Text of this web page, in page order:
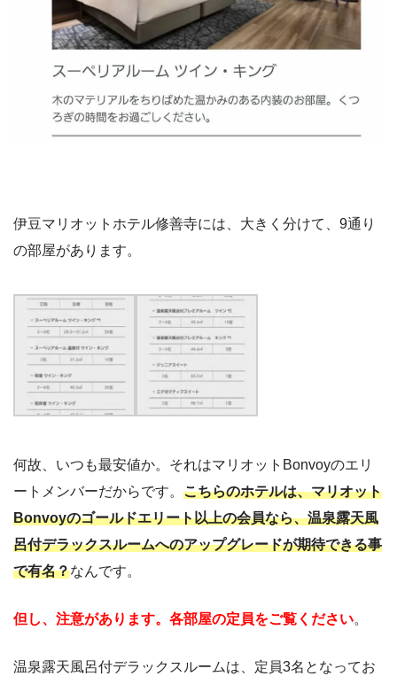
伊豆マリオットホテル修善寺には、大きく分けて、9通り
の部屋があります。
何故、いつも最安値か。それはマリオットBonvoyのエリ
ートメンバーだからです。 こちらのホテルは、マリオット
Bonvoyのゴールドエリート以上の会員なら、温泉露天風
呂付デラックスルームへのアップグレードが期待できる事
で有名？なんです。
但し、注意があります。各部屋の定員をご覧ください。
温泉露天風呂付デラックスルームは、定員3名となってお